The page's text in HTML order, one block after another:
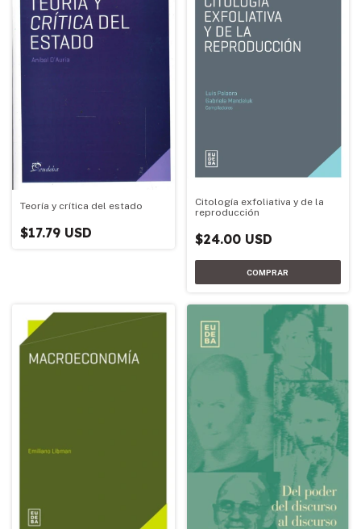
Teoría y crítica del estado
$17.79 USD
Citología exfoliativa y de la
reproducción
$24.00 USD